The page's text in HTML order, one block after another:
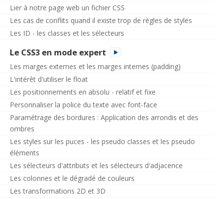
Lier à notre page web un fichier CSS
Les cas de conflits quand il existe trop de règles de styles
Les ID - les classes et les sélecteurs
Le CSS3 en mode expert
Les marges externes et les marges internes (padding)
L'intérêt d'utiliser le float
Les positionnements en absolu - relatif et fixe
Personnaliser la police du texte avec font-face
Paramétrage des bordures : Application des arrondis et des
ombres
Les styles sur les puces - les pseudo classes et les pseudo
éléments
Les sélecteurs d'attributs et les sélecteurs d'adjacence
Les colonnes et le dégradé de couleurs
Les transformations 2D et 3D